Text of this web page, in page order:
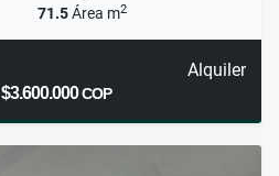
71.5Área m2
Alquiler
$3.600.000COP